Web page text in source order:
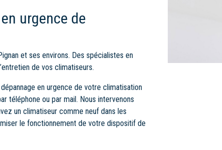
urgence de
et ses environs. Des spécialistes en
de vos climatiseurs.
en urgence de votre climatisation
téléphone ou par mail. Nous intervenons
un climatiseur comme neuf dans les
le fonctionnement de votre dispositif de